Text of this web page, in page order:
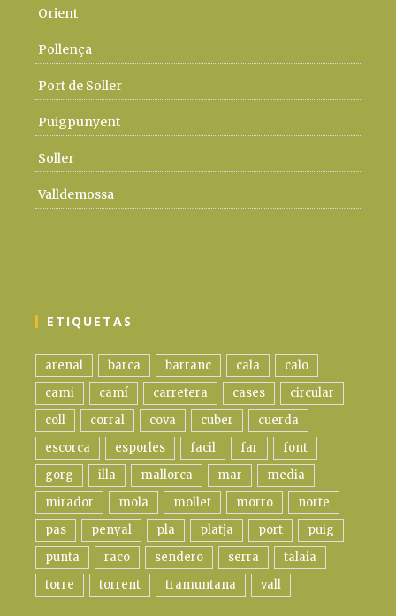
Orient
Pollença
Port de Soller
Puigpunyent
Soller
Valldemossa
ETIQUETAS
arenal barca barranc cala
calo
cami
camí carretera cases
circular
coll
corral cova cuber
cuerda
escorca
esporles facil far
font
gorg
illa mallorca mar
media
mirador
mola mollet morro
norte
pas
penyal pla platja port
puig
punta
raco sendero serra
talaia
torre
torrent tramuntana vall